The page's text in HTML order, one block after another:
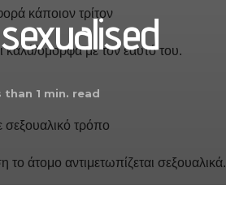
than 1 min. read
κάποιον τρίτον
καλά/όμορφα με τον εαυτό του.
σεξουαλικό τρόπο
άτομο αντιμετωπίζεται σεξουαλικά.